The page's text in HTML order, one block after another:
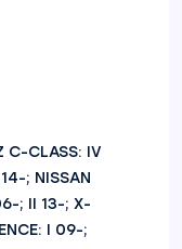
C-CLASS: IV
; NISSAN
; II 13-; X-
I 09-;